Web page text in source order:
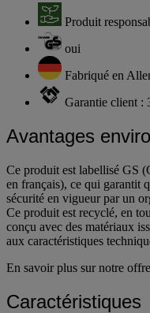
Produit
oui
Fabriqué en
Garantie client :
Avantages
Ce produit est labellisé GS
en français), ce qui garantit
sécurité en vigueur par un
Ce produit est recyclé, en
conçu avec des matériaux
aux caractéristiques
En savoir plus sur notre
Caractéristiques